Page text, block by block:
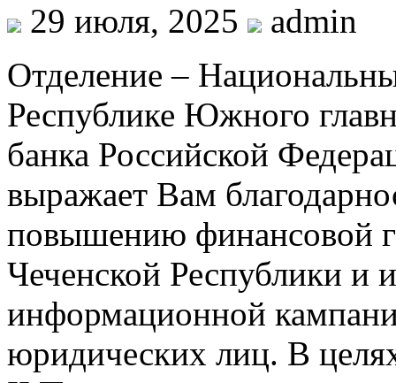
29 июля, 2025
admin
Отделение –
Республике Южного
банка Российской
выражает Вам
повышению финансовой
Чеченской Республики и
информационной
юридических лиц. В